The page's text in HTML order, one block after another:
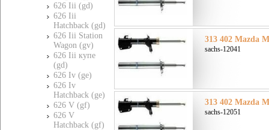
626 Iii (gd)
626 Iii
Hatchback (gd)
626 Iii Station
Wagon (gv)
626 Iii купе
(gd)
626 Iv (ge)
626 Iv
Hatchback (ge)
626 V (gf)
626 V
Hatchback (gf)
313 402 Mazda
sachs-12041
313 402 Mazda
sachs-12051